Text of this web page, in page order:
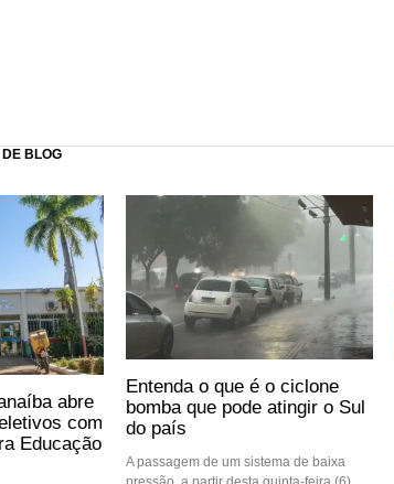
BLOG
abre
com
Educação
Entenda o que é o ciclone
bomba que pode atingir o Sul
do país
A passagem de um sistema de baixa